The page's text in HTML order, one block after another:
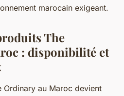
marocain exigeant.
The
: disponibilité et
Ordinary au Maroc devient